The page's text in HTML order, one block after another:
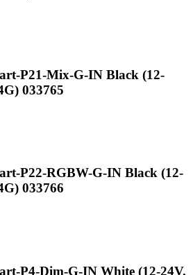
P21-Mix-G-IN Black (12-
033765
P22-RGBW-G-IN Black (12-
033766
P4-Dim-G-IN White (12-24V,